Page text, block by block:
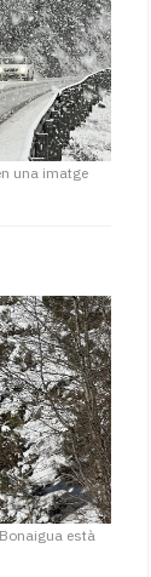
una imatge
està